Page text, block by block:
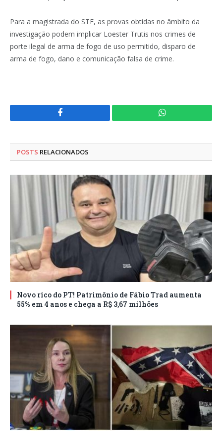
Para a magistrada do STF, as provas obtidas no âmbito da
investigação podem implicar Loester Trutis nos crimes de
porte ilegal de arma de fogo de uso permitido, disparo de
arma de fogo, dano e comunicação falsa de crime.
Facebook WhatsApp
POSTS RELACIONADOS
Novo rico do PT! Patrimônio de Fábio Trad aumenta
55% em 4 anos e chega a R$ 3,67 milhões